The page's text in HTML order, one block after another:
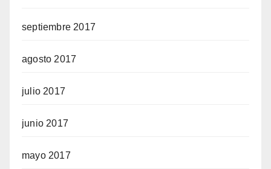
septiembre 2017
agosto 2017
julio 2017
junio 2017
mayo 2017